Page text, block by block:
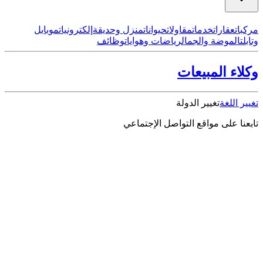
مركباتعقاراتخدماتمقاولاتحيواناتمنزل وحديقة إلكترونياتموبايل
وتابلتالموضة والجمالرياضات وهواياتوظائف
وكلاء المبيعات
تغيير اللغةتغيير الدولة
تابعنا على مواقع التواصل الإجتماعي